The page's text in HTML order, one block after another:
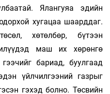
Ялангуяа эдийн
хугацаа шаарддаг.
хөтөлбөр, бүтээн
маш их хөрөнгө
бариад, буулгаад
үйлчилгээний газрыг
гэхэд болно. Төсвийн